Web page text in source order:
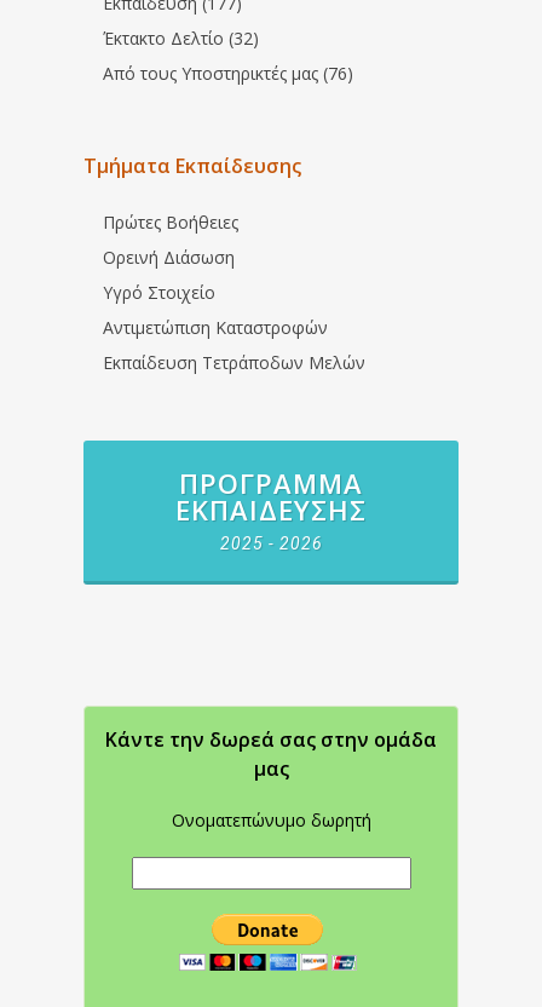
Έκτακτο Δελτίο (32)
Από τους Υποστηρικτές μας (76)
Τμήματα Εκπαίδευσης
Πρώτες Βοήθειες
Ορεινή Διάσωση
Υγρό Στοιχείο
Αντιμετώπιση Καταστροφών
Εκπαίδευση Τετράποδων Μελών
ΠΡΌΓΡΑΜΜΑ
ΕΚΠΑΊΔΕΥΣΗΣ
2025 - 2026
Κάντε την δωρεά σας στην oμάδα
μας
Ονοματεπώνυμο δωρητή